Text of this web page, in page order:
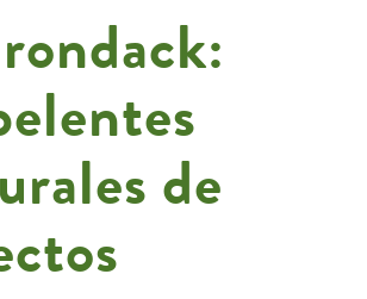
de